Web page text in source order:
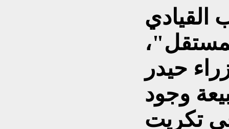
القيادي
حيدر
وجود